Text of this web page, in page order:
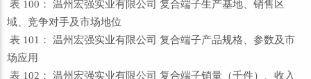
表 100： 温州宏强实业有限公司 复合端子生产基地、销售区
域、竞争对手及市场地位
表 101： 温州宏强实业有限公司 复合端子产品规格、参数及市
场应用
表 102： 温州宏强实业有限公司 复合端子销量（千件）、收入